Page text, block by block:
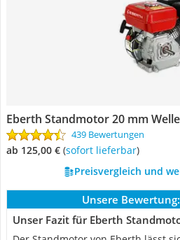
Eberth Standmotor 20 mm Welle
439 Bewertungen
ab 125,00 € ( Sofort lieferbar)
Preisvergleich und
Unsere Bewertung:
Unser Fazit für Eberth